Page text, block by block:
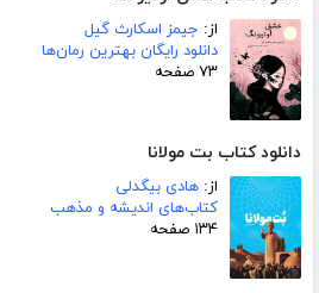
از: جیمز اسکارث گیل
دانلود رایگان بهترین رمان‌ها
۷۳ صفحه
دانلود کتاب بت مولانا
از: هادی بیگدلی
کتاب‌های اندیشه و مذهب
۱۳۴ صفحه